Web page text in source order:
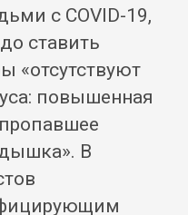
с COVID-19,
ставить
«отсутствуют
повышенная
В